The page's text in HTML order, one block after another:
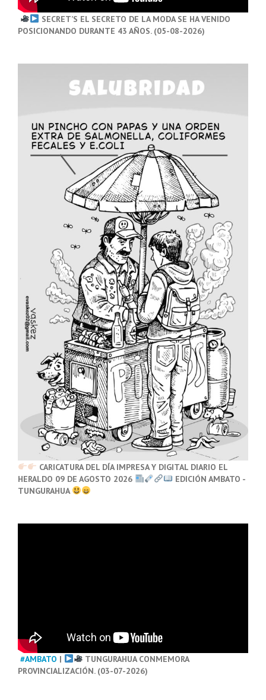
SECRET’S EL SECRETO DE LA MODA SE HA VENIDO
POSICIONANDO DURANTE 43 AÑOS. (05-08-2026)
CARICATURA DEL DÍA IMPRESA Y DIGITAL DIARIO EL
HERALDO 09 DE AGOSTO 2026
EDICIÓN AMBATO -
TUNGURAHUA
#AMBATO |
TUNGURAHUA CONMEMORA
PROVINCIALIZACIÓN. (03-07-2026)